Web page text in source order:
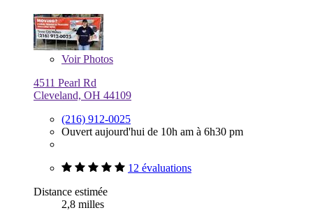
VoirPhotos
4511 Pearl Rd
Cleveland, OH 44109
(216) 912-0025
Ouvert aujourd'hui de 10h am à 6h30 pm
12 évaluations
Distance estimée
2,8 milles